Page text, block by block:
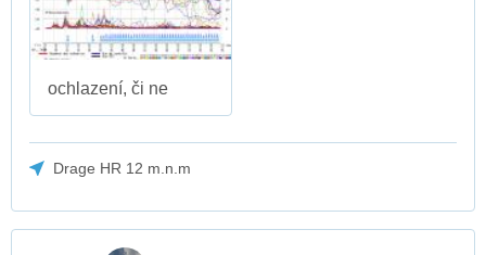
ochlazení, či ne
Drage HR 12 m.n.m